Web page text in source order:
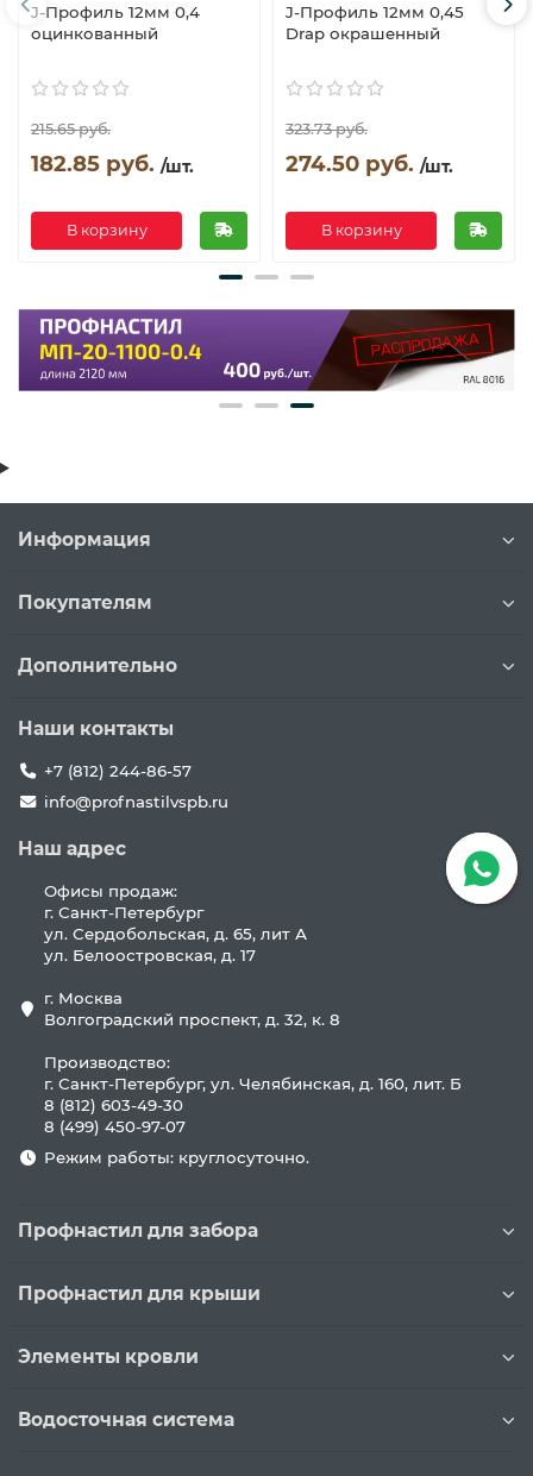
J-Профиль 12мм 0,4
оцинкованный
215.65 руб.
182.85 руб. /шт.
В корзину
J-Профиль 12мм 0,45
Drap окрашенный
323.73 руб.
274.50 руб. /шт.
В корзину
Информация
Покупателям
Дополнительно
Наши контакты
+7 (812) 244-86-57
info@profnastilvspb.ru
Наш адрес
Офисы продаж:
г. Санкт-Петербург
ул. Сердобольская, д. 65, лит А
ул. Белоостровская, д. 17
г. Москва
Волгоградский проспект, д. 32, к. 8
Производство:
г. Санкт-Петербург, ул. Челябинская, д. 160, лит. Б
8 (812) 603-49-30
8 (499) 450-97-07
Режим работы: круглосуточно.
Профнастил для забора
Профнастил для крыши
Элементы кровли
Водосточная система